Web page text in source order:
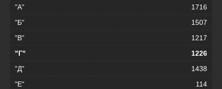
"А"
1716
"Б"
1507
"В"
1217
"Г"
1226
"Д"
1438
"Е"
114